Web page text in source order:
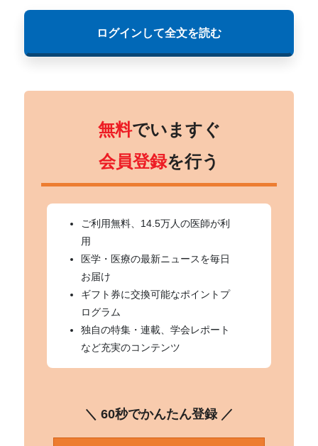
ログインして全文を読む
無料でいますぐ
会員登録を行う
ご利用無料、14.5万人の医師が利
用
医学・医療の最新ニュースを毎日
お届け
ギフト券に交換可能なポイントプ
ログラム
独自の特集・連載、学会レポート
など充実のコンテンツ
＼ 60秒でかんたん登録 ／